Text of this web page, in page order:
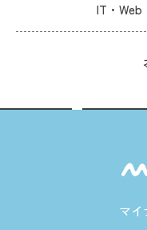
IT・
マイ